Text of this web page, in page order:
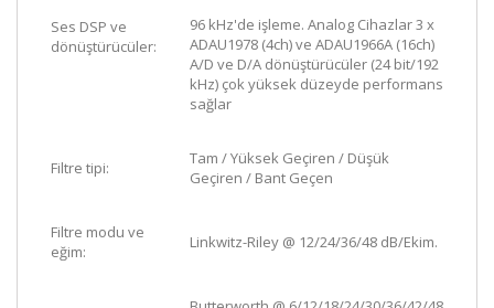
Ses DSP ve
dönüştürücüler:
96 kHz'de işleme. Analog Cihazlar 3 x
ADAU1978 (4ch) ve ADAU1966A (16ch)
A/D ve D/A dönüştürücüler (24 bit/192
kHz) çok yüksek düzeyde performans
sağlar
Filtre tipi:
Tam / Yüksek Geçiren / Düşük
Geçiren / Bant Geçen
Filtre modu ve
eğim:
Linkwitz-Riley @ 12/24/36/48 dB/Ekim.